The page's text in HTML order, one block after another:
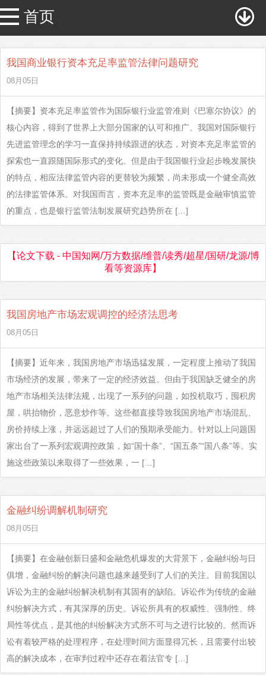
首页
我国商业银行资本充足率监管法律问题研究
08月05日
【摘要】资本充足率监管作为国际银行业监管准则《巴塞尔协议》的
核心内容，得到了世界上大部分国家的认可和推广。我国对国际银行
先进监管理念的学习一直保持持续跟进的状态，对资本充足率监管的
探索也一直跟随国际形式的变化。但是由于我国银行业起步晚发展快
的特点，相应法律监管内容的更替较为频繁，尚未形成一个健全高效
的法律监管体系。对我国而言，资本充足率的监管既是金融审慎监管
的重点，也是银行监管法制发展研究趋势所在 […]
【论文下载 - 中国知网/万方数据/维普/读秀/超星/国研/龙源/博
看等资源库】
我国房地产市场宏观调控的经济法思考
08月05日
【摘要】近年来，我国房地产市场迅猛发展，一定程度上推动了我国
市场经济的发展，带来了一定的经济效益。但由于我国缺乏健全的房
地产市场相关法律法规，出现了一系列的问题，如投机取巧，囤积房
屋，哄抬物价，恶意炒作等。这些都直接导致我国房地产市场混乱、
房价持续上涨，并远远超过了人们的预期承受能力。针对以上问题国
家出台了一系列宏观调控政策，如“国十条”、“国五条”“国八条”等。实
施这些政策以来取得了一些效果，一 […]
金融纠纷调解机制研究
08月05日
【摘要】在金融创新日盛和金融危机爆发的大背景下，金融纠纷与日
俱增，金融纠纷的解决问题也越来越受到了人们的关注。目前我国以
诉讼为主的金融纠纷解决机制有其固有的缺陷。诉讼作为传统的金融
纠纷解决方式，有其深厚的历史。诉讼所具有的权威性、强制性、终
局性等优点，是其他的纠纷解决方式所不可与之进行比较的。然而诉
讼有着较严格的处理程序，在处理时间方面显得冗长，且需要付出较
高的解决成本，在审判过程中还存在着法官专 […]